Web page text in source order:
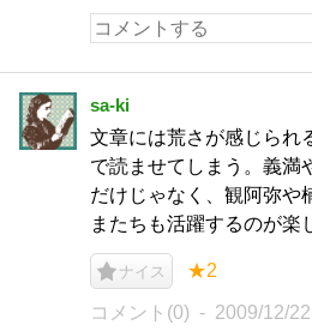
sa-ki
文章には荒さが感じられ
で読ませてしまう。義満
だけじゃなく、観阿弥や
またちも活躍するのが楽
ナイス ★2
コメント(0) 2009/12/22